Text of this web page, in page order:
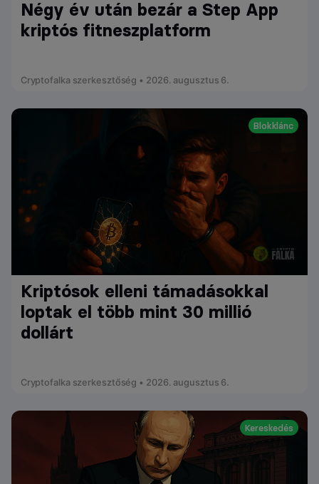
Négy év után bezár a Step App
kriptós fitneszplatform
Cryptofalka szerkesztőség • 2026. augusztus 6.
Blokklánc
Kriptósok elleni támadásokkal
loptak el több mint 30 millió
dollárt
Cryptofalka szerkesztőség • 2026. augusztus 6.
Kereskedés